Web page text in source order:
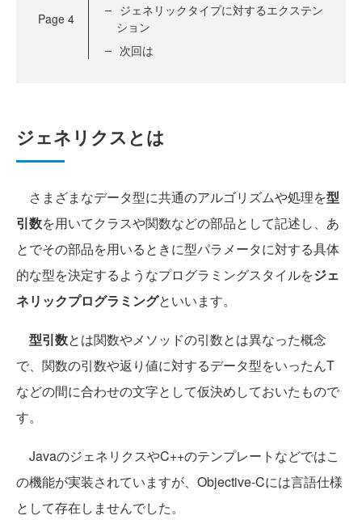
Page 4
ジェネリックタイプに対するエクステン
ション
次回は
ジェネリクスとは
さまざまなデータ型に共通のアルゴリズムや処理を型
引数を用いてクラスや関数などの部品として記述し、あ
とでその部品を用いるときに型パラメータに対する具体
的な型を決定するようなプログラミングスタイルをジェ
ネリックプログラミングといいます。
型引数とは関数やメソッドの引数とは異なった概念
で、関数の引数や返り値に対するデータ型をいったんT
などの間に合わせの文字として仮決めしておいたもので
す。
JavaのジェネリクスやC++のテンプレートなどではこ
の機能が実装されていますが、Objective-Cには言語仕様
として存在しませんでした。